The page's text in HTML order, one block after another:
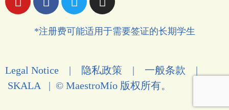
*注册费可能适用于需要签证的长期学生
Legal Notice | 隐私政策 | 一般条款 |
SKALA | © MaestroMío 版权所有。